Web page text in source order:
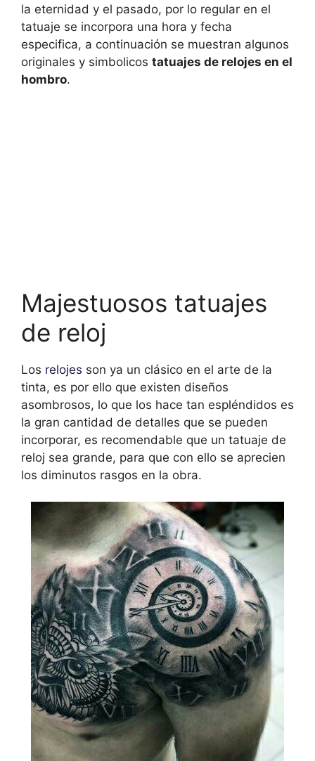
la eternidad y el pasado, por lo regular en el
tatuaje se incorpora una hora y fecha
especifica, a continuación se muestran algunos
originales y simbolicos tatuajes de relojes en el
hombro.
Majestuosos tatuajes
de reloj
Los relojes son ya un clásico en el arte de la
tinta, es por ello que existen diseños
asombrosos, lo que los hace tan espléndidos es
la gran cantidad de detalles que se pueden
incorporar, es recomendable que un tatuaje de
reloj sea grande, para que con ello se aprecien
los diminutos rasgos en la obra.